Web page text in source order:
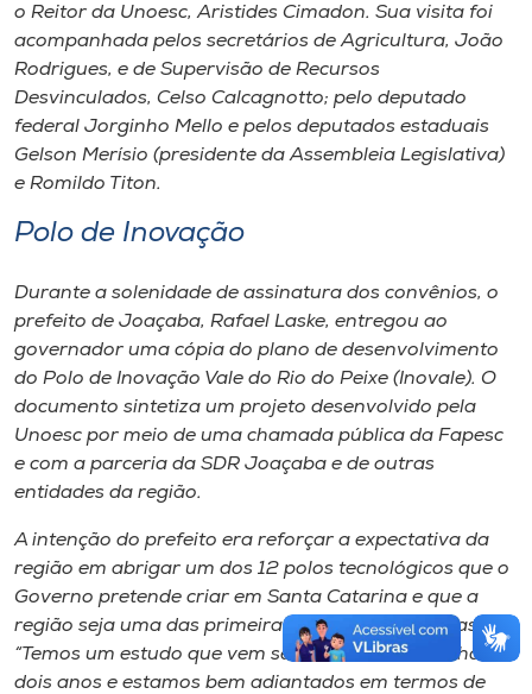
o Reitor da Unoesc, Aristides Cimadon. Sua visita foi
acompanhada pelos secretários de Agricultura, João
Rodrigues, e de Supervisão de Recursos
Desvinculados, Celso Calcagnotto; pelo deputado
federal Jorginho Mello e pelos deputados estaduais
Gelson Merísio (presidente da Assembleia Legislativa)
e Romildo Titon.
Polo de Inovação
Durante a solenidade de assinatura dos convênios, o
prefeito de Joaçaba, Rafael Laske, entregou ao
governador uma cópia do plano de desenvolvimento
do Polo de Inovação Vale do Rio do Peixe (Inovale). O
documento sintetiza um projeto desenvolvido pela
Unoesc por meio de uma chamada pública da Fapesc
e com a parceria da SDR Joaçaba e de outras
entidades da região.
A intenção do prefeito era reforçar a expectativa da
região em abrigar um dos 12 polos tecnológicos que o
Governo pretende criar em Santa Catarina e que a
região seja uma das primeiras a ser contempladas.
“Temos um estudo que vem sendo desenvolvido há
dois anos e estamos bem adiantados em termos de